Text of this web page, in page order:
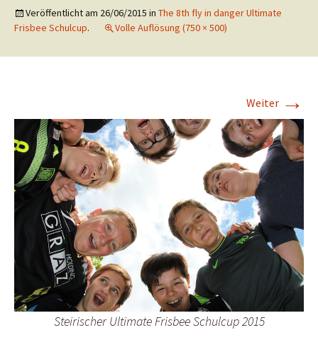
Veröffentlicht am 26/06/2015 in The 8th fly in danger Ultimate
Frisbee Schulcup. Volle Auflösung (750 × 500)
Weiter →
Steirischer Ultimate Frisbee Schulcup 2015